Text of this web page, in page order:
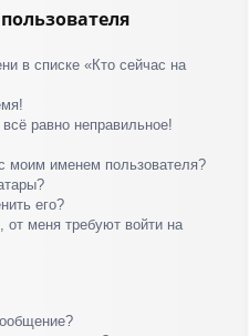
в списке «Кто сейчас на
равно неправильное!
моим именем пользователя?
его?
меня требуют войти на